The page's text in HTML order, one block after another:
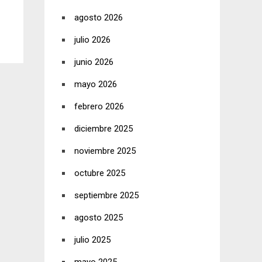
agosto 2026
julio 2026
junio 2026
mayo 2026
febrero 2026
diciembre 2025
noviembre 2025
octubre 2025
septiembre 2025
agosto 2025
julio 2025